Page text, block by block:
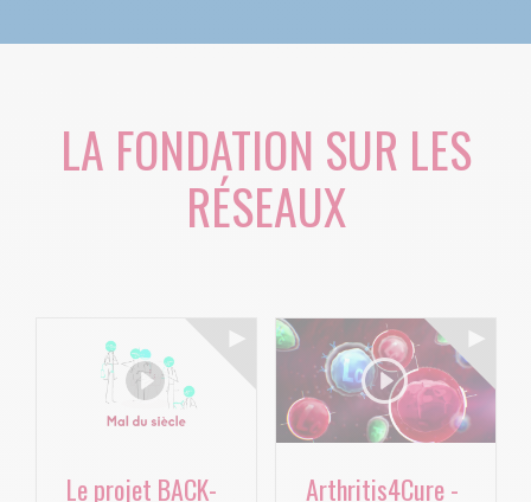
LA FONDATION SUR LES
RÉSEAUX
Le projet BACK- Arthritis4Cure -